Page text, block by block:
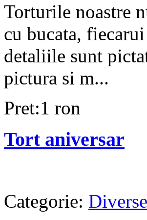
Torturile noastre
cu bucata,
detaliile sunt
pictura si m...
Pret:1 ron
Tort aniversar
Categorie: Diverse